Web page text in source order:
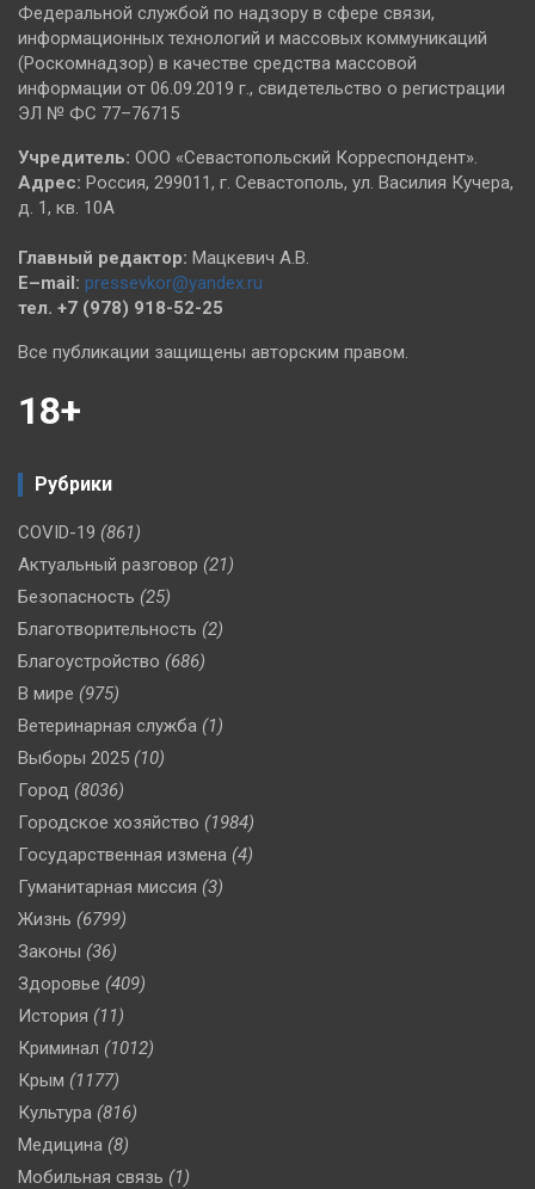
Федеральной службой по надзору в сфере связи,
информационных технологий и массовых коммуникаций
(Роскомнадзор) в качестве средства массовой
информации от 06.09.2019 г., свидетельство о регистрации
ЭЛ № ФС 77–76715
Учредитель: ООО «Севастопольский Корреспондент».
Адрес: Россия, 299011, г. Севастополь, ул. Василия Кучера,
д. 1, кв. 10А
Главный редактор: Мацкевич А.В.
E–mail: pressevkor@yandex.ru
тел. +7 (978) 918-52-25
Все публикации защищены авторским правом.
18+
Рубрики
COVID-19 (861)
Актуальный разговор (21)
Безопасность (25)
Благотворительность (2)
Благоустройство (686)
В мире (975)
Ветеринарная служба (1)
Выборы 2025 (10)
Город (8036)
Городское хозяйство (1984)
Государственная измена (4)
Гуманитарная миссия (3)
Жизнь (6799)
Законы (36)
Здоровье (409)
История (11)
Криминал (1012)
Крым (1177)
Культура (816)
Медицина (8)
Мобильная связь (1)